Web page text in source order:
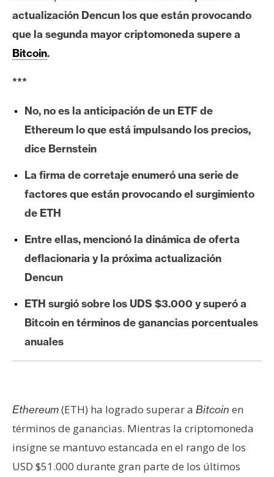
o
i
e
r
u
m
I
A
A
n
á
l
i
s
N
o
actualización Dencun los que están provocando
que la segunda mayor criptomoneda supere a
Bitcoin.
***
No, no es la anticipación de un ETF de
Ethereum lo que está impulsando los precios,
dice Bernstein
La firma de corretaje enumeró una serie de
factores que están provocando el surgimiento
de ETH
Entre ellas, mencionó la dinámica de oferta
deflacionaria y la próxima actualización
Dencun
ETH surgió sobre los UDS $3.000 y superó a
Bitcoin en términos de ganancias porcentuales
anuales
Ethereum(ETH) ha logrado superar a Bitcoin en
términos de ganancias. Mientras la criptomoneda
insigne se mantuvo estancada en el rango de los
USD $51.000 durante gran parte de los últimos